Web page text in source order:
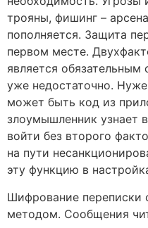
трояны, фишинг –
пополняется. Защита
первом месте.
является
уже недостаточно.
может быть код из
злоумышленник узнает
войти без второго
на пути
эту функцию в
Шифрование переписки
методом. Сообщения